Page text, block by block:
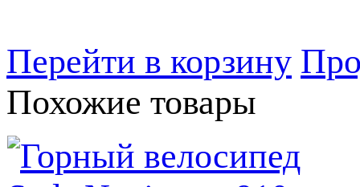
Перейти в корзину
Похожие товары